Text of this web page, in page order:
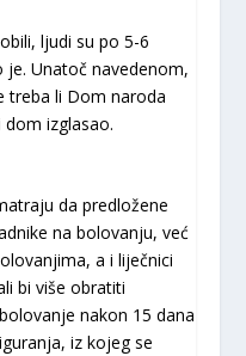
ljudi su po 5-6
je. Unatoč navedenom,
treba li Dom naroda
izglasao.
da predložene
na bolovanju, već
a i liječnici
bi više obratiti
nakon 15 dana
iz kojeg se